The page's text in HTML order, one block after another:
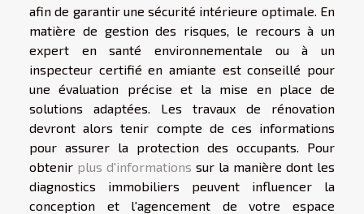
afin de garantir une sécurité intérieure optimale. En
matière de gestion des risques, le recours à un
expert en santé environnementale ou à un
inspecteur certifié en amiante est conseillé pour
une évaluation précise et la mise en place de
solutions adaptées. Les travaux de rénovation
devront alors tenir compte de ces informations
pour assurer la protection des occupants. Pour
obtenir plus d'informations sur la manière dont les
diagnostics immobiliers peuvent influencer la
conception et l'agencement de votre espace